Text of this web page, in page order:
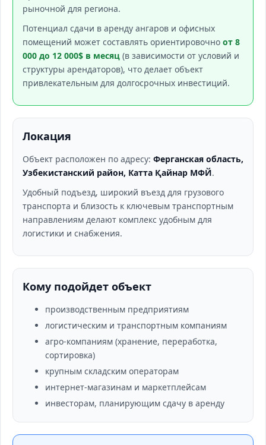
рыночной для региона.
Потенциал сдачи в аренду ангаров и офисных
помещений может составлять ориентировочно от 8
000 до 12 000$ в месяц (в зависимости от условий и
структуры арендаторов), что делает объект
привлекательным для долгосрочных инвестиций.
Локация
Объект расположен по адресу: Ферганская область,
Узбекистанский район, Катта Қайнар МФЙ.
Удобный подъезд, широкий въезд для грузового
транспорта и близость к ключевым транспортным
направлениям делают комплекс удобным для
логистики и снабжения.
Кому подойдет объект
производственным предприятиям
логистическим и транспортным компаниям
агро-компаниям (хранение, переработка,
сортировка)
крупным складским операторам
интернет-магазинам и маркетплейсам
инвесторам, планирующим сдачу в аренду